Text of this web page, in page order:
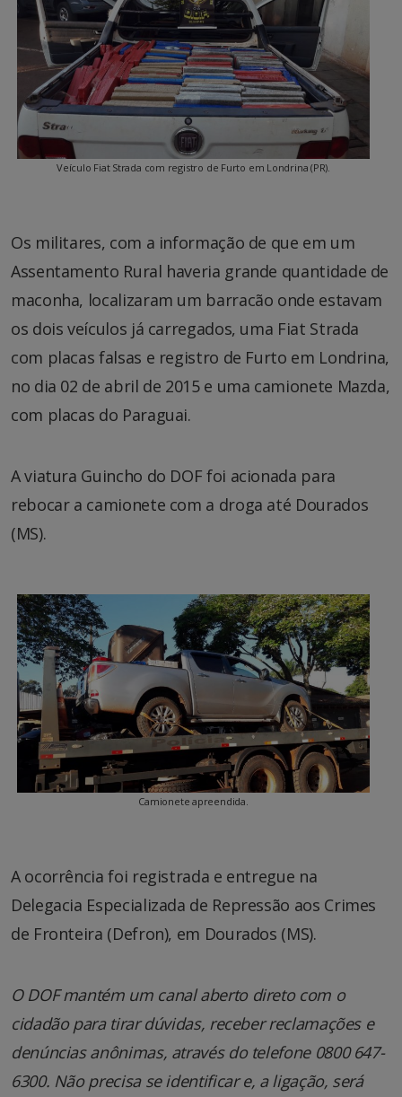
Veículo Fiat Strada com registro de Furto em Londrina (PR).
Os militares, com a informação de que em um
Assentamento Rural haveria grande quantidade de
maconha, localizaram um barracão onde estavam
os dois veículos já carregados, uma Fiat Strada
com placas falsas e registro de Furto em Londrina,
no dia 02 de abril de 2015 e uma camionete Mazda,
com placas do Paraguai.
A viatura Guincho do DOF foi acionada para
rebocar a camionete com a droga até Dourados
(MS).
Camionete apreendida.
A ocorrência foi registrada e entregue na
Delegacia Especializada de Repressão aos Crimes
de Fronteira (Defron), em Dourados (MS).
O DOF mantém um canal aberto direto com o
cidadão para tirar dúvidas, receber reclamações e
denúncias anônimas, através do telefone 0800 647-
6300. Não precisa se identificar e, a ligação, será